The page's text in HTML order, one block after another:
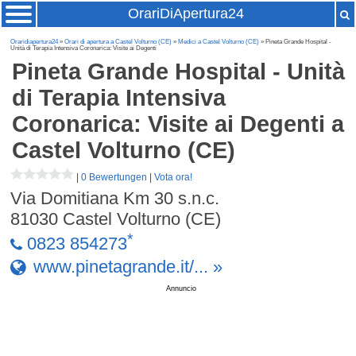
OrariDiApertura24
Oraridiapertura24»Orari di apertura a Castel Volturno (CE) » Medici a Castel Volturno (CE) » Pineta Grande Hospital -
Unità di Terapia Intensiva Coronarica: Visite ai Degenti
Pineta Grande Hospital - Unità
di Terapia Intensiva
Coronarica: Visite ai Degenti a
Castel Volturno (CE)
|0 Bewertungen |Vota ora!
Via Domitiana Km 30 s.n.c.
81030 Castel Volturno (CE)
0823 854273*
www.pinetagrande.it/... »
Annuncio